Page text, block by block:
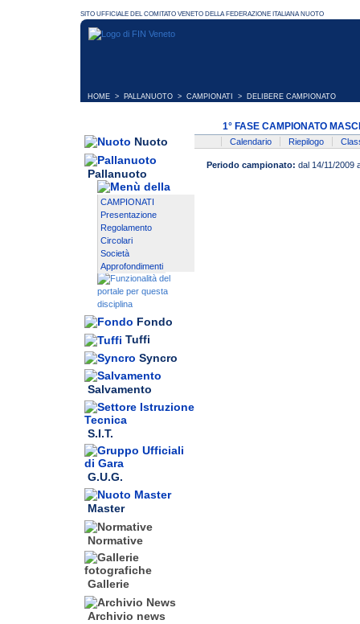
HOME > PALLANUOTO > CAMPIONATI > DELIBERE CAMPIONATO
Nuoto
Pallanuoto
CAMPIONATI
Presentazione
Regolamento
Circolari
Società
Approfondimenti
Fondo
Tuffi
Syncro
Salvamento
S.I.T.
G.U.G.
Master
Normative
Gallerie
Archivio news
1° FASE CAMPIONATO
Calendario Riepilogo
Periodo campionato: dal 14/11/2009